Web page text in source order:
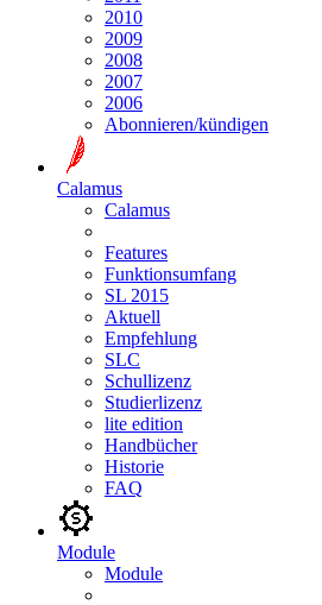
2010
2009
2008
2007
2006
Abonnieren/kündigen
Calamus
Calamus
Features
Funktionsumfang
SL 2015
Aktuell
Empfehlung
SLC
Schullizenz
Studierlizenz
lite edition
Handbücher
Historie
FAQ
Module
Module